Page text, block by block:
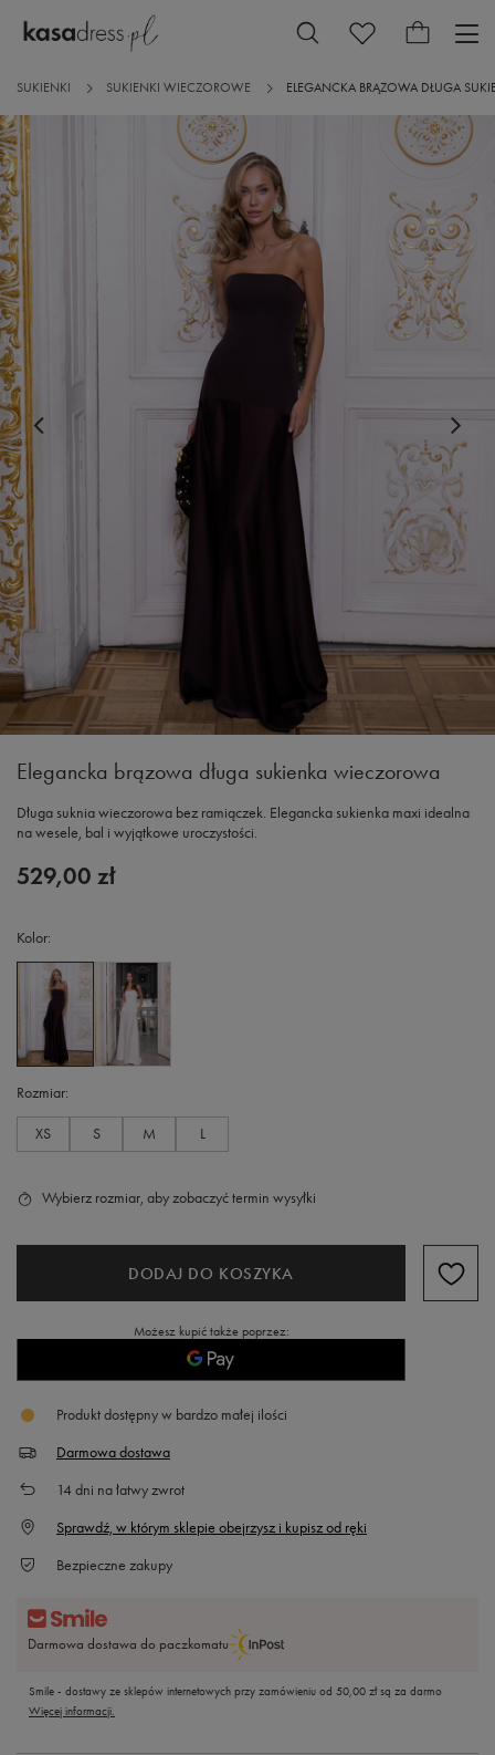
SUKIENKI SUKIENKI WIECZOROWE ELEGANCKA BRĄZOWA DŁUGA
Elegancka brązowa długa sukienka wieczorowa
Długa suknia wieczorowa bez ramiączek. Elegancka sukienka maxi idealna
na wesele, bal i wyjątkowe uroczystości.
Kolor
Rozmiar
XS S M L
529,00 zł
Wybierz rozmiar, aby zobaczyć termin wysyłki
DODAJ DO KOSZYKA
Możesz kupić także poprzez:
Produkt dostępny w bardzo małej ilości
Darmowa dostawa
14dni na łatwy zwrot
Sprawdź, w którym sklepie obejrzysz i kupisz od ręki
Bezpieczne zakupy
Darmowa dostawa do paczkomatu
Smile - dostawy ze sklepów internetowych przy zamówieniu od 50,00 złsą za darmo
Więcej informacji.